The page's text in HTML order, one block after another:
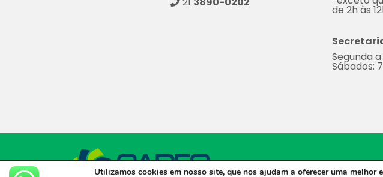
de 2h às
Segunda
Sábados:
CADEG © 2023 - Todos os direitos
Utilizamos cookies em nosso site, que nos ajudam a oferecer uma melhor